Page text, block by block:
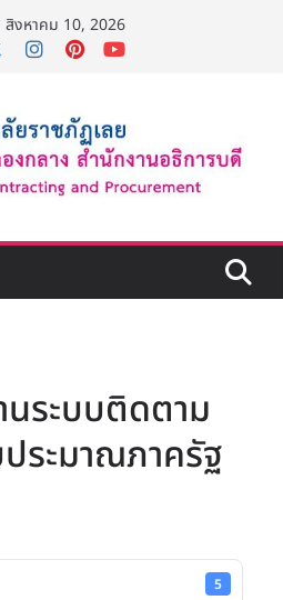
สิงหาคม 10, 2026
นระบบติดตาม
ประมาณภาครัฐ
5